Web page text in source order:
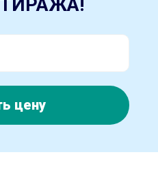
цену